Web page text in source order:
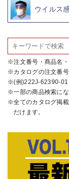
ウイルス
注文番号・商品名
カタログの注文番
(例)222J-62390-
一部の商品検索にな
全てのカタログ掲
だけます。